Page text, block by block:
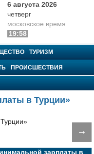
6 августа 2026
четверг
московское время
19:58
ТУРИЗМ
ПРОИСШЕСТВИЯ
в Турции»
→